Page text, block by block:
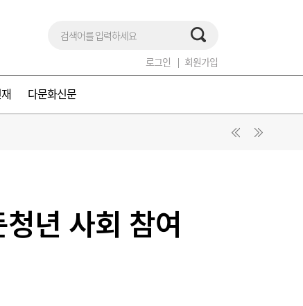
로그인 회원가입
다문화신문
년 사회 참여